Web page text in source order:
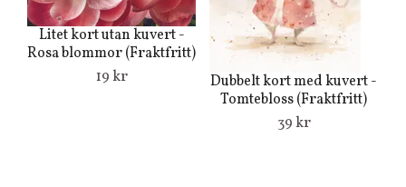
Litet kort utan kuvert -
Rosa blommor (Fraktfritt)
19 kr
Dubbelt kort med kuvert -
Tomtebloss (Fraktfritt)
39 kr